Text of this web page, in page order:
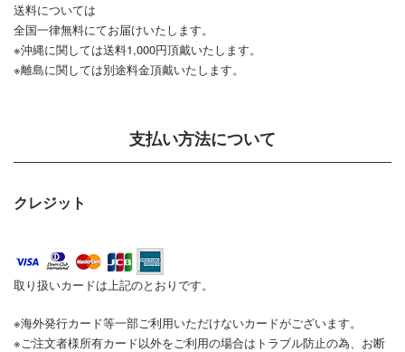
送料については
全国一律無料にてお届けいたします。
※沖縄に関しては送料1,000円頂戴いたします。
※離島に関しては別途料金頂戴いたします。
支払い方法について
クレジット
取り扱いカードは上記のとおりです。
※海外発行カード等一部ご利用いただけないカードがございます。
※ご注文者様所有カード以外をご利用の場合はトラブル防止の為、お断